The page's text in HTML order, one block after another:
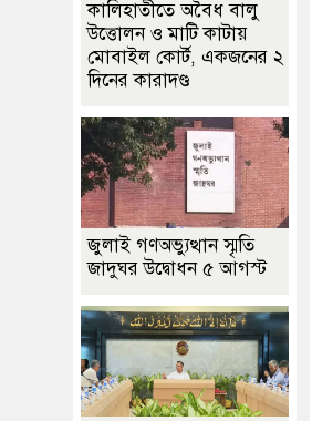
কালিহাতীতে অবৈধ বালু
উত্তোলন ও মাটি কাটায়
মোবাইল কোর্ট, একজনের ২
দিনের কারাদণ্ড
জুলাই গণঅভ্যুত্থান স্মৃতি
জাদুঘর উদ্বোধন ৫ আগস্ট